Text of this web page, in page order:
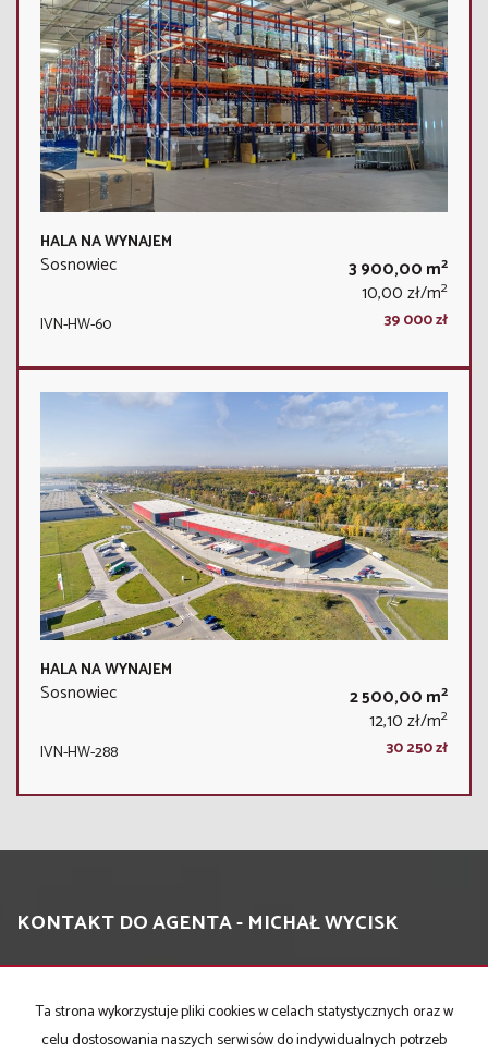
HALA NA WYNAJEM
Sosnowiec 3 900,00 m2
10,00 zł/m2
IVN-HW-60 39 000 zł
HALA NA WYNAJEM
Sosnowiec 2 500,00 m2
12,10 zł/m2
IVN-HW-288 30 250 zł
KONTAKT DO AGENTA - MICHAŁ WYCISK
IMIĘTa strona wykorzystuje pliki cookies w celach statystycznych oraz w
celu dostosowania naszych serwisów do indywidualnych potrzeb